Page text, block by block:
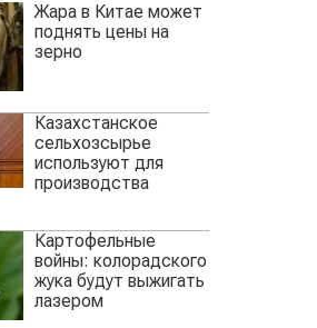
Жара в Китае может
поднять цены на
зерно
Казахстанское
сельхозсырье
используют для
производства
Картофельные
войны: колорадского
жука будут выжигать
лазером